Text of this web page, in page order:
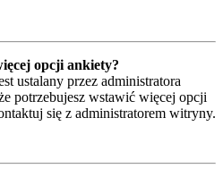
opcji ankiety?
ustalany przez administratora
potrzebujesz wstawić więcej opcji
się z administratorem witryny.